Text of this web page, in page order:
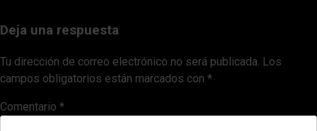
entradas
Deja una respuesta
Tu dirección de correo electrónico no será publicada. Los
campos obligatorios están marcados con *
Comentario *